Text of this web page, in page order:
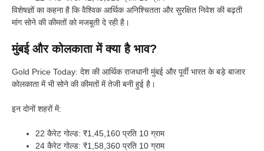
विशेषज्ञों का कहना है कि वैश्विक आर्थिक अनिश्चितता और सुरक्षित निवेश की बढ़ती
मांग सोने की कीमतों को मजबूती दे रही है।
मुंबई और कोलकाता में क्या है भाव?
Gold Price Today: देश की आर्थिक राजधानी मुंबई और पूर्वी भारत के बड़े बाजार
कोलकाता में भी सोने की कीमतों में तेजी बनी हुई है।
इन दोनों शहरों में:
22 कैरेट गोल्ड: ₹1,45,160 प्रति 10 ग्राम
24 कैरेट गोल्ड: ₹1,58,360 प्रति 10 ग्राम